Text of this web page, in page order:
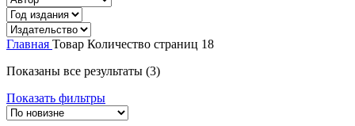
Главная Товар Количество страниц 18
Показаны все результаты (3)Сортировка:
Показать фильтры